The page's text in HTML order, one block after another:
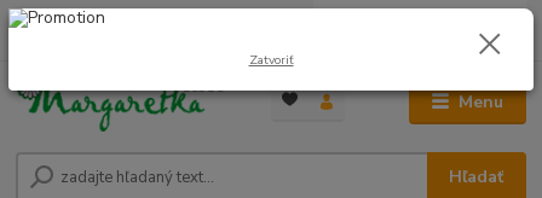
Menu
Hľadať
0948 236 042
0,00 €
Zatvoriť